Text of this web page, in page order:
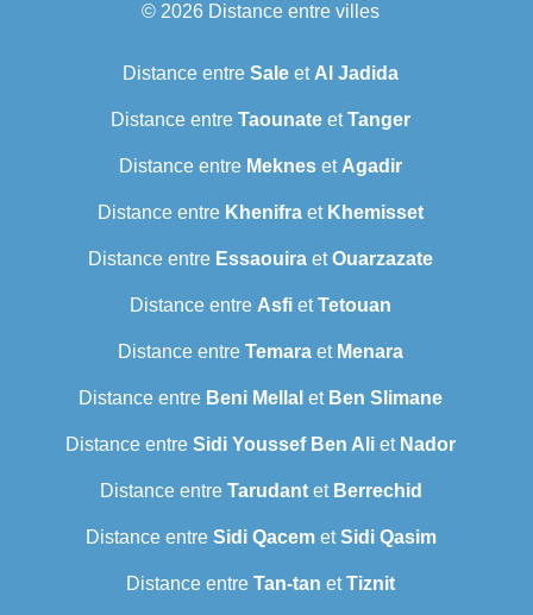
© 2026 Distance entre villes
Distance entre Sale et Al Jadida
Distance entre Taounate etTanger
Distance entre Meknes et Agadir
Distance entre Khenifra et Khemisset
Distance entre Essaouira etOuarzazate
Distance entre Asfi etTetouan
Distance entre Temara et Menara
Distance entre Beni Mellal et Ben Slimane
Distance entre Sidi Youssef Ben Ali et Nador
Distance entre Tarudantet Berrechid
Distance entre Sidi QacemetSidi Qasim
Distance entre Tan-tan etTiznit